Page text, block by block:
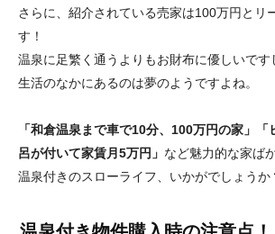
さらに、紹介されている売家は100万円とリ
す！
温泉に足繁く通うよりもお財布に優しいで
生活のなかにあるのは夢のようですよね。
「和倉温泉まで車で10分、100万円の家」
呂が付いて家賃月5万円」 など魅力的な家ば
温泉付きのスローライフ、いかがでしょうか